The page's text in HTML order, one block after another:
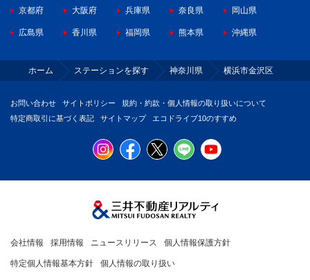
京都府 大阪府 兵庫県 奈良県 岡山県
広島県 香川県 福岡県 熊本県 沖縄県
ホーム ステーションを探す 神奈川県 横浜市金沢区
お問い合わせ サイトポリシー
規約・約款・個人情報の取り扱いについて
特定商取引に基づく表記
サイトマップ エコドライブ10のすすめ
会社情報 採用情報 ニュースリリース 個人情報保護方針
特定個人情報基本方針 個人情報の取り扱い